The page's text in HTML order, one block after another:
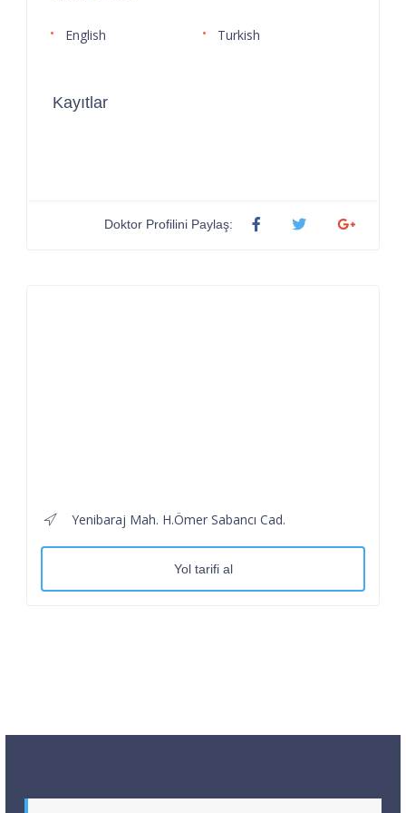
English Turkish
Kayıtlar
Doktor Profilini Paylaş:
Yenibaraj Mah. H.Ömer Sabancı Cad.
Yol tarifi al